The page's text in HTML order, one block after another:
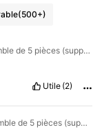
(500+)
Couleur: Blanc / Taille: Ensemble de 5 pièces (support à gâteau double couche + trois couches + plateau)
Utile (2)
Couleur: Blanc / Taille: Ensemble de 5 pièces (support à gâteau double couche + trois couches + plateau)